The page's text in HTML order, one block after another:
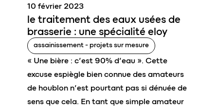
le traitement des eaux usées de
brasserie : une spécialité eloy
10 février 2023
assainissement - projets sur mesure
« Une bière : c’est 90% d’eau ». Cette
excuse espiègle bien connue des amateurs
de houblon n’est pourtant pas si dénuée de
sens que cela. En tant que simple amateur